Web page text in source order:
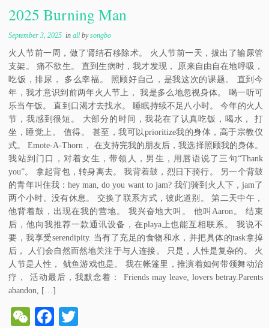
2025 Burning Man
September 3, 2025 inallbysongbo
火人节前一周，做了肾结石移除术。 火人节前一天，拔出了输尿管
支架。 痛不欲生。 直到生病时，我才发现， 原来自由自在地呼吸，
吃饭，排尿， 多么幸福。 照顾好自己，是我这次的课题。 直到今
年，我才意识到前两年火人节上， 我是多么地忽视身体。 喝一听可
乐当午饭。 直到口渴才去找水。 睡眠持续不足八小时。 今年的火人
节，我感到很短。 大部分的时间，我花在了认真吃饭，喝水， 打
坐，睡觉上。 值得。 甚至，我可以prioritize我的身体，高于宗教仪
式。 Emote-A-Thorn， 在支持完我的朋友后，我选择照顾我的身体。
我站到门口，对着女生，带领人，男生，用唇语说了三句“Thank
you”。 拿起背包，转身离去。 我背着鼓，烈日下骑行。 另一个背鼓
的青年叫住我：hey man, do you want to jam? 我们骑到火人下，jam了
两个小时。没有休息。 交换了联系方式，彼此道别。 第二天中午，
他背着鼓，出现在我的营地。 我兴奋地大叫。 他叫Aaron。 结束
后，他向我推荐一款通讯设备，在playa上也能互相联系。 我说不
要，我享受serendipity. 当有了充足的食物和水，并把具体的task拿掉
后， 人们会自然而然地关注于与人连接。 只是，人性是复杂的。 火
人节是人性， 鱿鱼游戏也是。 我在帐篷里，推演着如何带领舞动治
疗， 活动最后，我默念着： Friends may leave, lovers betray.Parents
abandon, […]
W
Fa